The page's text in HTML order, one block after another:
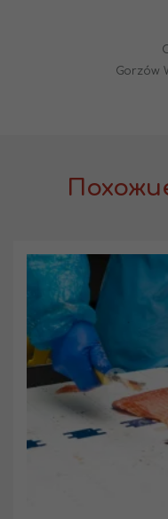
Gorzów